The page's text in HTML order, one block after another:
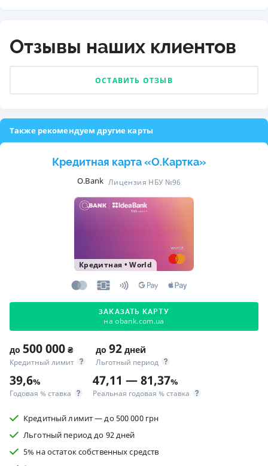
Отзывы наших клиентов
ОСТАВИТЬ ОТЗЫВ
Также рекомендуем другие карты
Кредитная карта «O.Картка»
O.Bank Лицензия НБУ №96
Кредитная •World
ЗАКАЗАТЬ КАРТУ
на obank.com.ua
до 500 000 ₴
Кредитный лимит
до 92 дней
Льготный период
39,6%
Годовая % ставка
47,11 — 81,37%
Реальная годовая % ставка
Кредитный лимит — до 500 000 грн
Льготный период до 92 дней
5% на остаток собственных средств